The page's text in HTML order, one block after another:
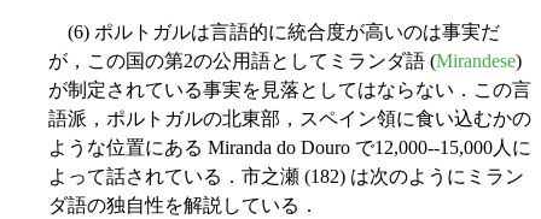
(6) ポルトガルは言語的に統合度が高いのは事実だ
が，この国の第2の公用語としてミランダ語 (Mirandese)
が制定されている事実を見落としてはならない．この言
語派，ポルトガルの北東部，スペイン領に食い込むかの
ような位置にある Miranda do Douro で12,000--15,000人に
よって話されている．市之瀬 (182) は次のようにミラン
ダ語の独自性を解説している．